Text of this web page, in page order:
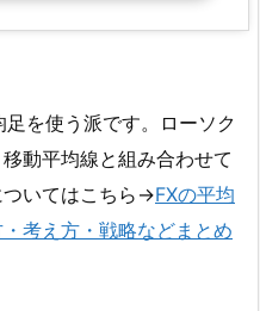
を使う派です。ローソク
動平均線と組み合わせて
ついてはこちら→FXの平均
考え方・戦略などまとめ